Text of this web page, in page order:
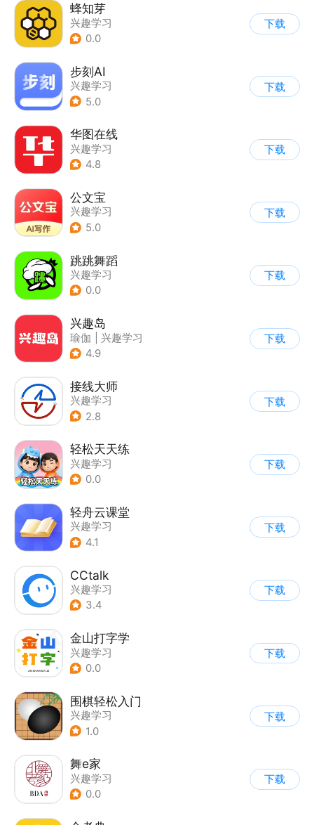
蜂知芽
兴趣学习
0.0
下载
步刻AI
兴趣学习
5.0
下载
华图在线
兴趣学习
4.8
下载
公文宝
兴趣学习
5.0
下载
跳跳舞蹈
兴趣学习
0.0
下载
兴趣岛
瑜伽
兴趣学习
4.9
下载
接线大师
兴趣学习
2.8
下载
轻松天天练
兴趣学习
0.0
下载
轻舟云课堂
兴趣学习
4.1
下载
CCtalk
兴趣学习
3.4
下载
金山打字学
兴趣学习
0.0
下载
围棋轻松入门
兴趣学习
1.0
下载
舞e家
兴趣学习
0.0
下载